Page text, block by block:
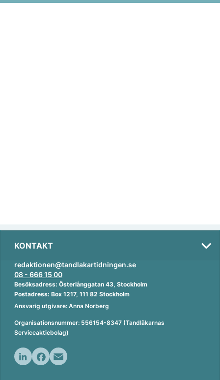
KONTAKT
redaktionen@tandlakartidningen.se
08 - 666 15 00
Besöksadress: Österlånggatan 43, Stockholm
Postadress: Box 1217, 111 82 Stockholm
Ansvarig utgivare: Anna Norberg
Organisationsnummer: 556154-8347 (Tandläkarnas
Serviceaktiebolag)